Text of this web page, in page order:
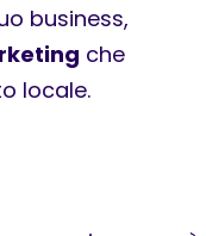
business,
che
locale.